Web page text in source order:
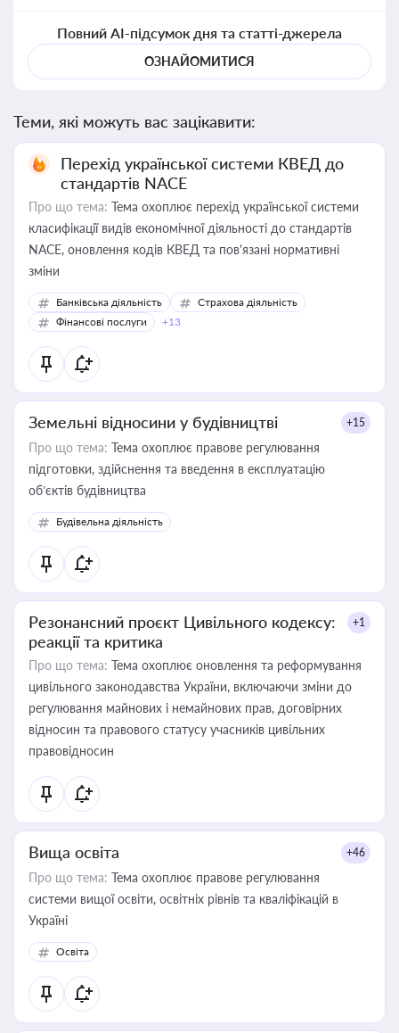
Повний AI-підсумок дня та статті-джерела
ОЗНАЙОМИТИСЯ
Теми, які можуть вас зацікавити:
Перехід української системи КВЕД до
стандартів NACE
Про що тема: Тема охоплює перехід української системи
класифікації видів економічної діяльності до стандартів
NACE, оновлення кодів КВЕД та пов'язані нормативні
зміни
Банківська діяльність
Страхова діяльність
Фінансові послуги
+13
Земельні відносини у будівництві +15
Про що тема: Тема охоплює правове регулювання
підготовки, здійснення та введення в експлуатацію
об’єктів будівництва
Будівельна діяльність
Резонансний проєкт Цивільного кодексу:
реакції та критика
+1
Про що тема: Тема охоплює оновлення та реформування
цивільного законодавства України, включаючи зміни до
регулювання майнових і немайнових прав, договірних
відносин та правового статусу учасників цивільних
правовідносин
Вища освіта +46
Про що тема: Тема охоплює правове регулювання
системи вищої освіти, освітніх рівнів та кваліфікацій в
Україні
Освіта